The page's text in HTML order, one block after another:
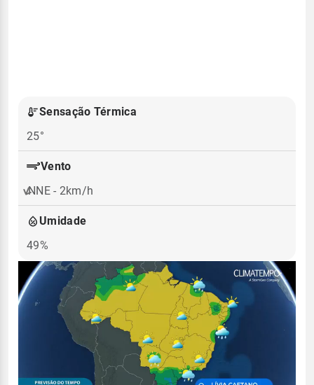
Sensação Térmica
25°
Vento
NNE - 2km/h
Umidade
49%